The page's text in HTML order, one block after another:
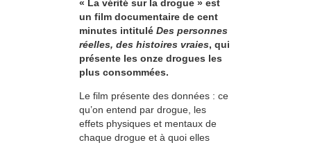
« La vérité sur la drogue » est
un film documentaire de cent
minutes intitulé Des personnes
réelles, des histoires vraies, qui
présente les onze drogues les
plus consommées.
Le film présente des données : ce
qu’on entend par drogue, les
effets physiques et mentaux de
chaque drogue et à quoi elles